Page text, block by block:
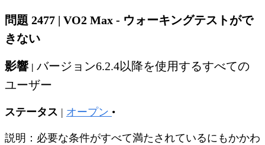
問題 2477 | VO2 Max - ウォーキングテストがで
きない
影響 | バージョン6.2.4以降を使用するすべての
ユーザー
ステータス | オープン •
説明：必要な条件がすべて満たされているにもかかわ